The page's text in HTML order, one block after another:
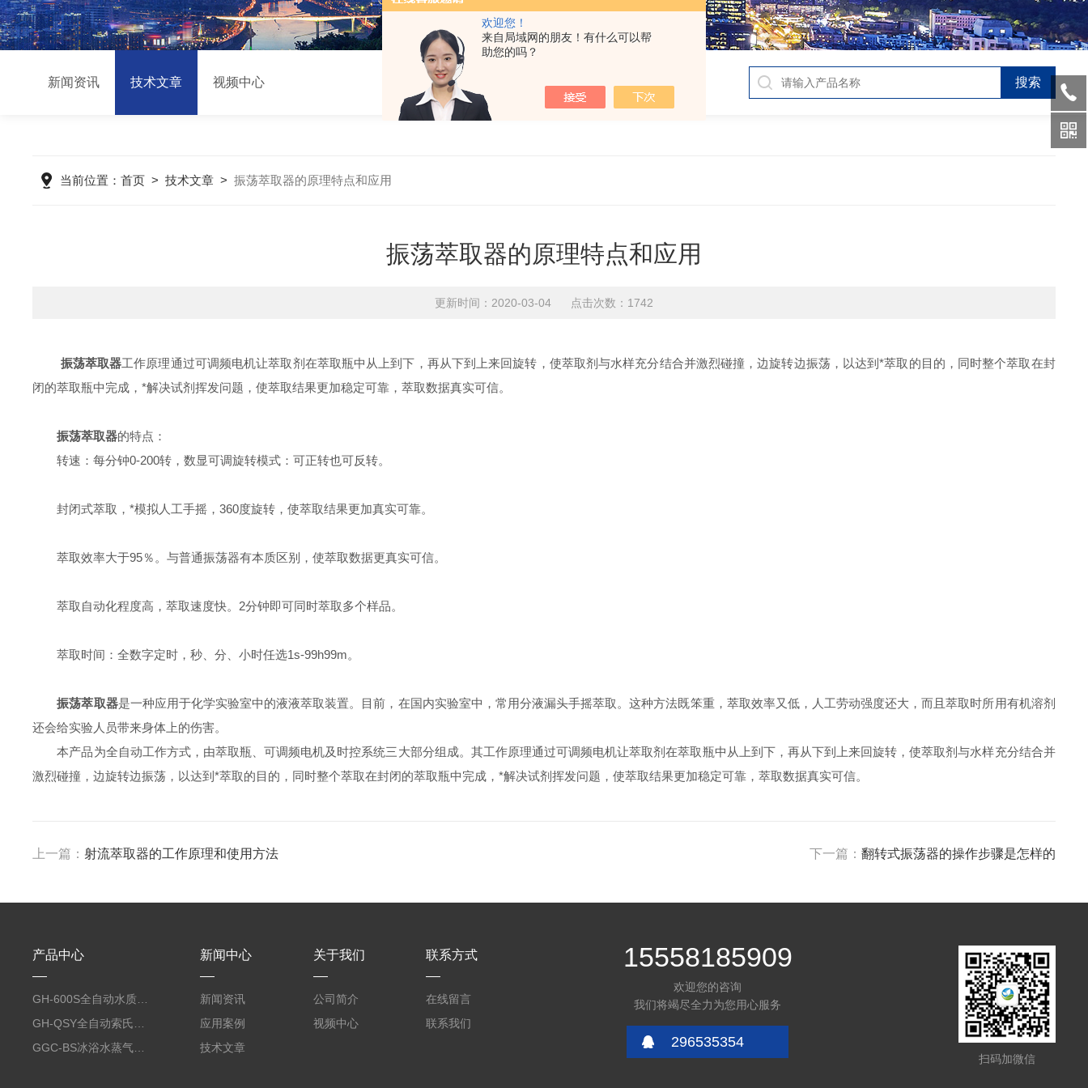
欢迎您！
来自局域网的朋友！有什么可以帮
助您的吗？
新闻资讯 技术文章 视频中心
当前位置：首页 >技术文章 >振荡萃取器的原理特点和应用
振荡萃取器的原理特点和应用
更新时间：2020-03-04 点击次数：1742
振荡萃取器工作原理通过可调频电机让萃取剂在萃取瓶中从上到下，再从下到上来回旋转，使萃取剂与水样充分结合并激烈碰撞，边旋转边振荡，以达到*萃取的目的，同时整个萃取在封
闭的萃取瓶中完成，*解决试剂挥发问题，使萃取结果更加稳定可靠，萃取数据真实可信。
振荡萃取器的特点：
转速：每分钟0-200转，数显可调旋转模式：可正转也可反转。
封闭式萃取，*模拟人工手摇，360度旋转，使萃取结果更加真实可靠。
萃取效率大于95％。与普通振荡器有本质区别，使萃取数据更真实可信。
萃取自动化程度高，萃取速度快。2分钟即可同时萃取多个样品。
萃取时间：全数字定时，秒、分、小时任选1s-99h99m。
振荡萃取器是一种应用于化学实验室中的液液萃取装置。目前，在国内实验室中，常用分液漏头手摇萃取。这种方法既笨重，萃取效率又低，人工劳动强度还大，而且萃取时所用有机溶剂
还会给实验人员带来身体上的伤害。
本产品为全自动工作方式，由萃取瓶、可调频电机及时控系统三大部分组成。其工作原理通过可调频电机让萃取剂在萃取瓶中从上到下，再从下到上来回旋转，使萃取剂与水样充分结合并
激烈碰撞，边旋转边振荡，以达到*萃取的目的，同时整个萃取在封闭的萃取瓶中完成，*解决试剂挥发问题，使萃取结果更加稳定可靠，萃取数据真实可信。
上一篇： 射流萃取器的工作原理和使用方法 下一篇： 翻转式振荡器的操作步骤是怎样的
产品中心 新闻中心
新闻资讯
应用案例
技术文章
关于我们
公司简介
视频中心
联系方式
在线留言
联系我们
15558185909
欢迎您的咨询
我们将竭尽全力为您用心服务
296535354
扫码加微信